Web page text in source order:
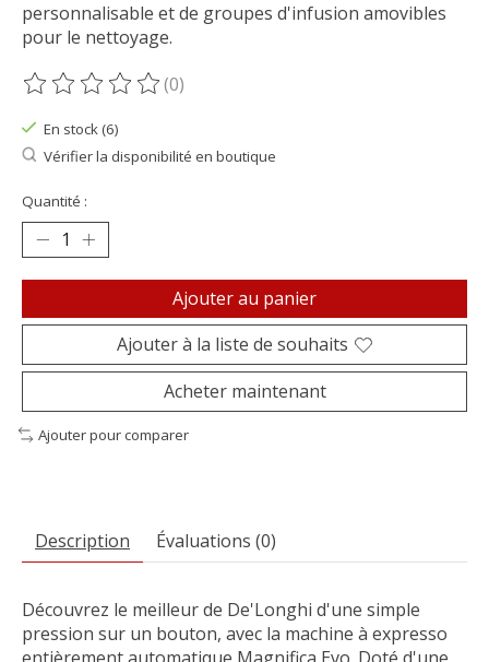
personnalisable et de groupes d'infusion amovibles
pour le nettoyage.
Ce produit est évalué à
(0)
En stock (6)
Vérifier la disponibilité en boutique
Quantité :
Ajouter au panier
Ajouter à la liste de souhaits
Acheter maintenant
Ajouter pour comparer
Description Évaluations (0)
Découvrez le meilleur de De'Longhi d'une simple
pression sur un bouton, avec la machine à expresso